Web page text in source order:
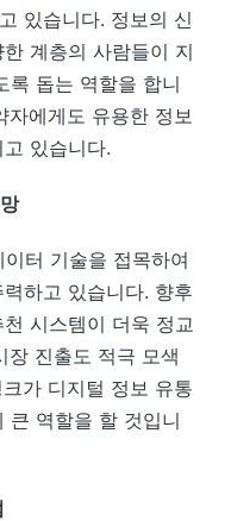
있습니다. 정보의 신
계층의 사람들이 지
록 돕는 역할을 합니
자에게도 유용한 정보
있습니다.
터 기술을 접목하여
하고 있습니다. 향후
시스템이 더욱 정교
장 진출도 적극 모색
가 디지털 정보 유통
큰 역할을 할 것입니